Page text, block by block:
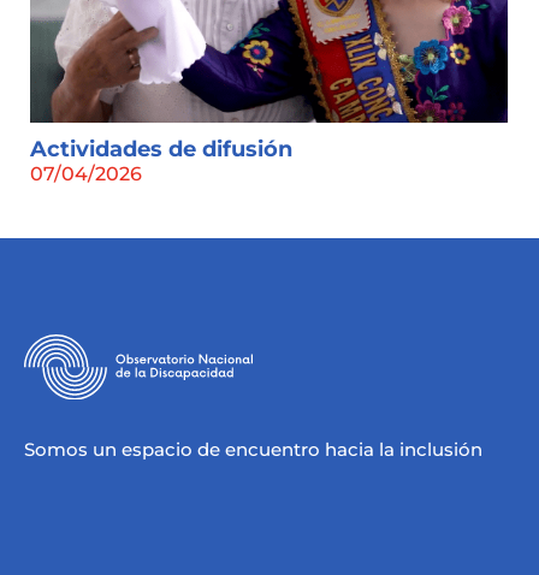
Actividades de difusión
07/04/2026
Somos un espacio de encuentro hacia la inclusión